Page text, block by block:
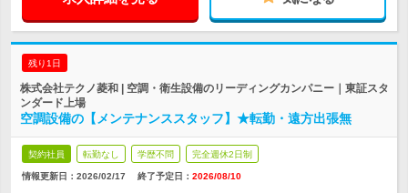
残り1日
株式会社テクノ菱和 | 空調・衛生設備のリーディングカンパニー｜東証スタ
ンダード上場
空調設備の【メンテナンススタッフ】★転勤・遠方出張無
契約社員 転勤なし 学歴不問 完全週休2日制
情報更新日：2026/02/17 終了予定日： 2026/08/10